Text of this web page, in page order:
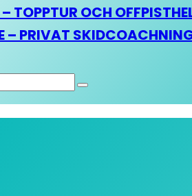
TOPPTUR OCH
– PRIVAT